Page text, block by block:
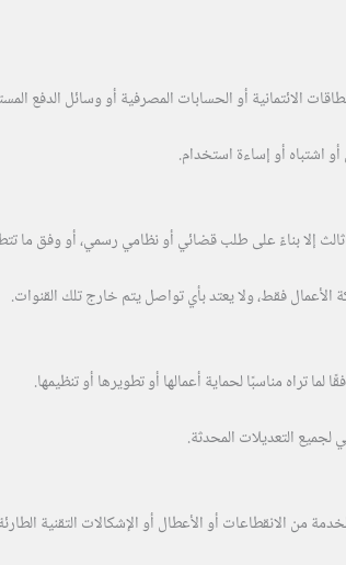
الائتمانية أو الحسابات المصرفية أو وسائل الدفع
اشتباه أو إساءة استخدام.
إلا بناءً على طلب قضائي أو نظامي رسمي، أو وفق ما
الأعمال فقط، ولا يعتد بأي تواصل يتم خارج تلك القنوات.
تراه مناسبًا لحماية أعمالها أو تطويرها أو تنظيمها.
التعديلات المحدثة.
من الانقطاعات أو الأعطال أو الإشكالات التقنية